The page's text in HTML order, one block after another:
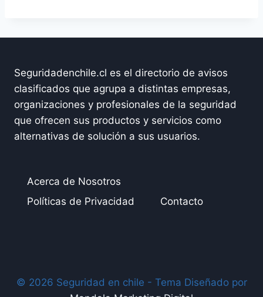
Seguridadenchile.cl es el directorio de avisos
clasificados que agrupa a distintas empresas,
organizaciones y profesionales de la seguridad
que ofrecen sus productos y servicios como
alternativas de solución a sus usuarios.
Acerca de Nosotros
Políticas de Privacidad
Contacto
© 2026 Seguridad en chile - Tema Diseñado por